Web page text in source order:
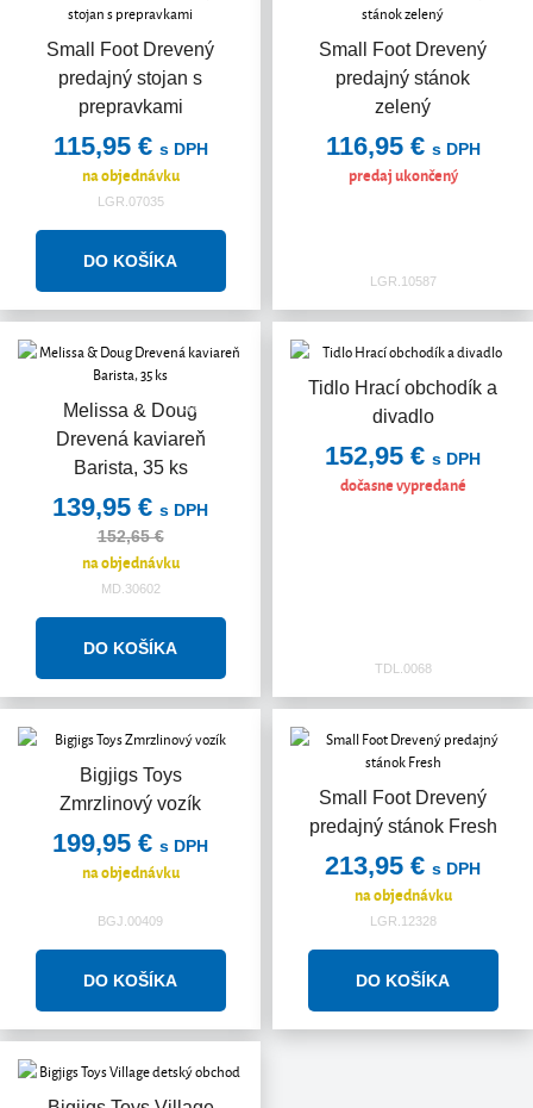
Small Foot Drevený
predajný stojan s
prepravkami
115,95 € s DPH
na objednávku
LGR.07035
Small Foot Drevený
predajný stánok
zelený
116,95 € s DPH
predaj ukončený
LGR.10587
Melissa & Doug
Drevená kaviareň
Barista, 35 ks
Akcia
139,95 € s DPH
152,65 €
na objednávku
MD.30602
Tidlo Hrací obchodík a
divadlo
152,95 € s DPH
dočasne vypredané
TDL.0068
Bigjigs Toys
Zmrzlinový vozík
199,95 € s DPH
na objednávku
BGJ.00409
Small Foot Drevený
predajný stánok Fresh
213,95 € s DPH
na objednávku
LGR.12328